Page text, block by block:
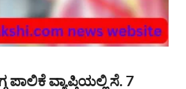
ಪಾಲಿಕೆ ವ್ಯಾಪ್ತಿಯಲ್ಲಿ ಸೆ. 7